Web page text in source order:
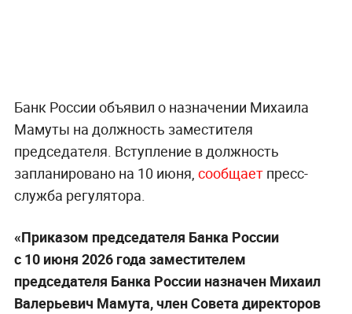
Банк России объявил о назначении Михаила
Мамуты на должность заместителя
председателя. Вступление в должность
запланировано на 10 июня, сообщаетпресс-
служба регулятора.
«Приказом председателя Банка России
с 10 июня 2026 года заместителем
председателя Банка России назначен Михаил
Валерьевич Мамута, член Совета директоров